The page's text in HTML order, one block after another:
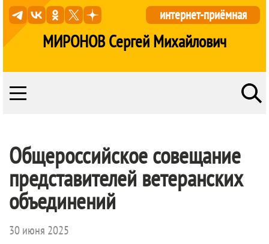
МИРОНОВ Сергей Михайлович
интернет-приёмная
Общероссийское совещание
представителей ветеранских
объединений
30 июня 2025